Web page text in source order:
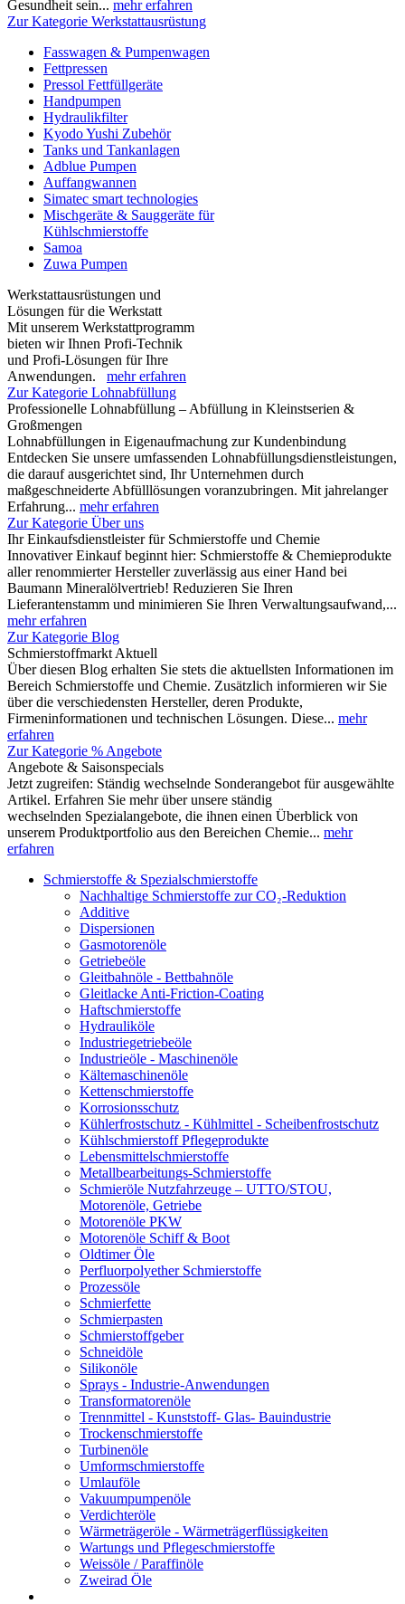
Gesundheit sein... mehr erfahren
Zur Kategorie Werkstattausrüstung
Fasswagen & Pumpenwagen
Fettpressen
Pressol Fettfüllgeräte
Handpumpen
Hydraulikfilter
Kyodo Yushi Zubehör
Tanks und Tankanlagen
Adblue Pumpen
Auffangwannen
Simatec smart technologies
Mischgeräte & Sauggeräte für
Kühlschmierstoffe
Samoa
Zuwa Pumpen
Werkstattausrüstungen und
Lösungen für die Werkstatt
Mit unserem Werkstattprogramm
bieten wir Ihnen Profi-Technik
und Profi-Lösungen für Ihre
Anwendungen. mehr erfahren
Zur Kategorie Lohnabfüllung
Professionelle Lohnabfüllung – Abfüllung in Kleinstserien &
Großmengen
Lohnabfüllungen in Eigenaufmachung zur Kundenbindung
Entdecken Sie unsere umfassenden Lohnabfüllungsdienstleistungen,
die darauf ausgerichtet sind, Ihr Unternehmen durch
maßgeschneiderte Abfülllösungen voranzubringen. Mit jahrelanger
Erfahrung... mehr erfahren
Zur Kategorie Über uns
Ihr Einkaufsdienstleister für Schmierstoffe und Chemie
Innovativer Einkauf beginnt hier: Schmierstoffe & Chemieprodukte
aller renommierter Hersteller zuverlässig aus einer Hand bei
Baumann Mineralölvertrieb! Reduzieren Sie Ihren
Lieferantenstamm und minimieren Sie Ihren Verwaltungsaufwand,...
mehr erfahren
Zur Kategorie Blog
Schmierstoffmarkt Aktuell
Über diesen Blog erhalten Sie stets die aktuellsten Informationen im
Bereich Schmierstoffe und Chemie. Zusätzlich informieren wir Sie
über die verschiedensten Hersteller, deren Produkte,
Firmeninformationen und technischen Lösungen. Diese... mehr
erfahren
Zur Kategorie % Angebote
Angebote & Saisonspecials
Jetzt zugreifen: Ständig wechselnde Sonderangebot für ausgewählte
Artikel. Erfahren Sie mehr über unsere ständig
wechselnden Spezialangebote, die ihnen einen Überblick von
unserem Produktportfolio aus den Bereichen Chemie... mehr
erfahren
Schmierstoffe & Spezialschmierstoffe
Nachhaltige Schmierstoffe zur CO₂-Reduktion
Additive
Dispersionen
Gasmotorenöle
Getriebeöle
Gleitbahnöle - Bettbahnöle
Gleitlacke Anti-Friction-Coating
Haftschmierstoffe
Hydrauliköle
Industriegetriebeöle
Industrieöle - Maschinenöle
Kältemaschinenöle
Kettenschmierstoffe
Korrosionsschutz
Kühlerfrostschutz - Kühlmittel - Scheibenfrostschutz
Kühlschmierstoff Pflegeprodukte
Lebensmittelschmierstoffe
Metallbearbeitungs-Schmierstoffe
Schmieröle Nutzfahrzeuge – UTTO/STOU,
Motorenöle, Getriebe
Motorenöle PKW
Motorenöle Schiff & Boot
Oldtimer Öle
Perfluorpolyether Schmierstoffe
Prozessöle
Schmierfette
Schmierpasten
Schmierstoffgeber
Schneidöle
Silikonöle
Sprays - Industrie-Anwendungen
Transformatorenöle
Trennmittel - Kunststoff- Glas- Bauindustrie
Trockenschmierstoffe
Turbinenöle
Umformschmierstoffe
Umlauföle
Vakuumpumpenöle
Verdichteröle
Wärmeträgeröle - Wärmeträgerflüssigkeiten
Wartungs und Pflegeschmierstoffe
Weissöle / Paraffinöle
Zweirad Öle